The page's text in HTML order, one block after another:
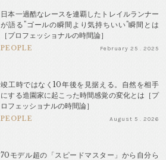
日本一過酷なレースを連覇したトレイルランナー
が語る"ゴールの瞬間より気持ちいい"瞬間とは
［プロフェッショナルの時間論］
PEOPLE February 25 . 2025
竣工時ではなく10年後を見据える。自然を相手
にする造園家に起こった時間感覚の変化とは［プ
ロフェッショナルの時間論］
PEOPLE August 5 . 2026
70モデル超の「スピードマスター」から自分ら